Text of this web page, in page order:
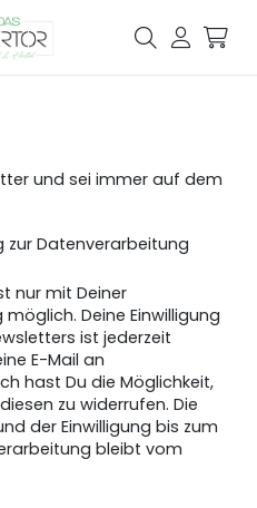
und sei immer auf dem
zur Datenverarbeitung
nur mit Deiner
Deine Einwilligung
ist jederzeit
E-Mail an
hast Du die Möglichkeit,
zu widerrufen. Die
der Einwilligung bis zum
bleibt vom